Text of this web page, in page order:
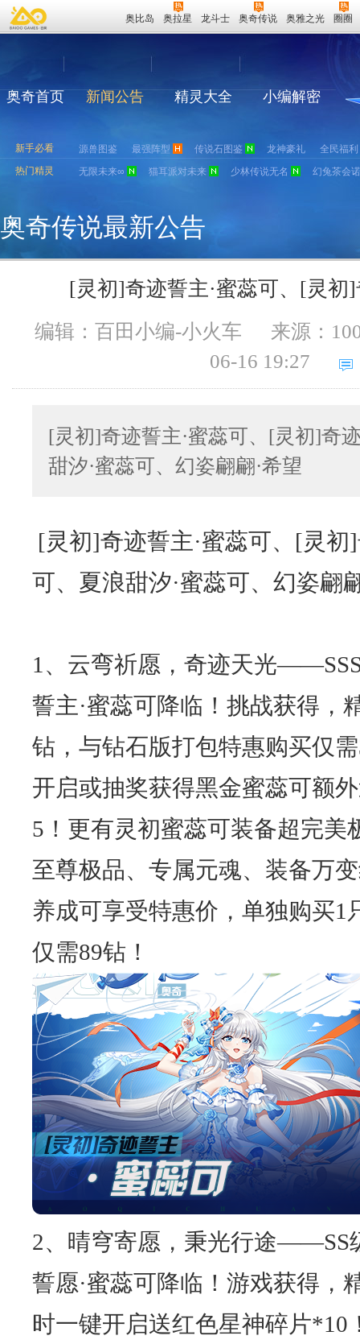
奥比岛 奥拉星 龙斗士 奥奇传说 奥雅之光 圈圈
奥奇首页 新闻公告 精灵大全 小编解密
新手必看 源兽图鉴 最强阵型 传说石图鉴 龙神豪礼
全民福利
热门精灵
无限未来∞ 猫耳派对未来 少林传说无名 幻兔茶会
奥奇传说最新公告
[灵初]奇迹誓主·蜜蕊可、[灵初
编辑：百田小编-小火车 来源：
06-16 19:27
[灵初]奇迹誓主·蜜蕊可、[灵初]奇
甜汐·蜜蕊可、幻姿翩翩·希望
[灵初]奇迹誓主·蜜蕊可、[灵初
可、夏浪甜汐·蜜蕊可、幻姿翩
1、云弯祈愿，奇迹天光
誓主·蜜蕊可降临！挑战获得，
钻，与钻石版打包特惠购买仅
开启或抽奖获得黑金蜜蕊可额
5！更有灵初蜜蕊可装备超完美
至尊极品、专属元魂、装备万
养成可享受特惠价，单独购买1
仅需89钻！
2、晴穹寄愿，秉光行途——SS
誓愿·蜜蕊可降临！游戏获得，
时一键开启送红色星神碎片*10